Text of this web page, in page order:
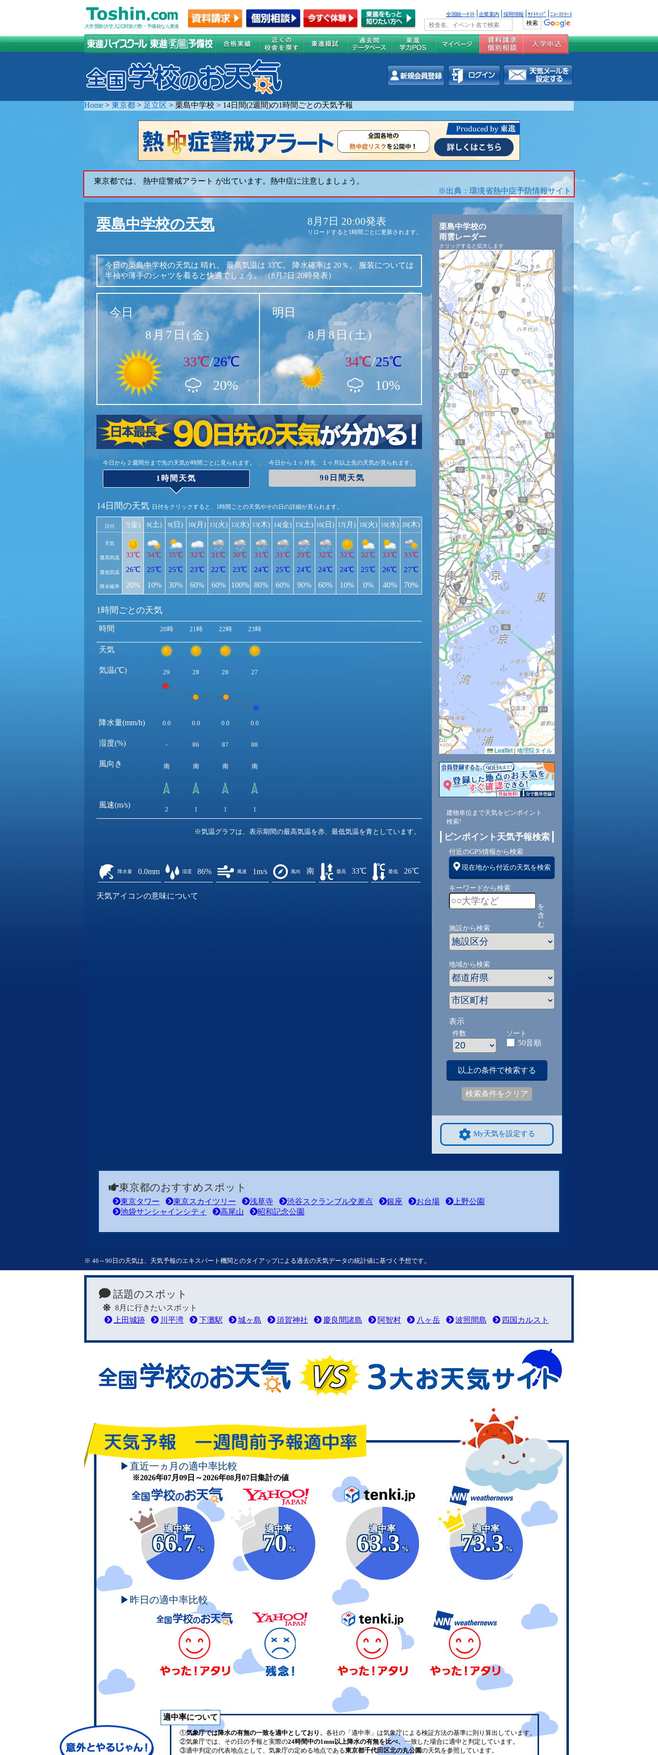
大学受験(大学入試)対策の塾・予備校なら東進
全国統一ﾃｽﾄ 企業案内 採用情報 ｻｲﾄﾏｯﾌﾟ ﾆｭｰｽﾘﾘｰｽ
Home > 東京都 > 足立区 > 栗島中学校 > 14日間(2週間)の1時間ごとの天気予報
東京都では、 熱中症警戒アラート が出ています。熱中症に注意しましょう。
※出典：環境省熱中症予防情報サイト
栗島中学校の天気 8月7日 20:00発表
リロードすると1時間ごとに更新されます。
今日の栗島中学校の天気は 晴れ。 最高気温は 33℃。 降水確率は 20％。
服装については
半袖や薄手のシャツを着ると快適でしょう。（8月7日 20時発表）
今日
2026年
8月7日(金)
33℃/26℃
20%
明日
2026年
8月8日(土)
34℃/25℃
10%
今日から２週間分まで先の天気が時間ごとに見られます。
1時間天気
今日から１ヶ月先、１ヶ月以上先の天気が見られます。
90日間天気
14日間の天気 日付をクリックすると、1時間ごとの天気やその日の詳細が見られます。
日付
天気
最高気温
最低気温
降水確率
7(金)
33℃
26℃
20%
8(土)
34℃
25℃
10%
9(日)
35℃
25℃
30%
10(月)
32℃
23℃
60%
11(火)
31℃
22℃
60%
12(水)
30℃
23℃
100%
13(木)
31℃
24℃
80%
14(金)
31℃
25℃
60%
15(土)
29℃
24℃
90%
16(日)
32℃
24℃
60%
17(月)
32℃
24℃
10%
18(火)
32℃
25℃
0%
19(水)
33℃
26℃
40%
20(木)
33℃
27℃
70%
1時間ごとの天気
時間
天気
気温(℃)
降水量(mm/h)
湿度(%)
風向き
風速(m/s)
20時 21時 22時 23時
29 28 28 27
0.0 0.0 0.0 0.0
- 86 87 88
南 南 南 南
2 1 1 1
※気温グラフは、表示期間の最高気温を赤、最低気温を青としています。
降水量 0.0mm 湿度 86% 風速 1m/s 風向 南 最高 33℃ 最低 26℃
天気アイコンの意味について
栗島中学校の
雨雲レーダー
クリックすると拡大します
Leaflet | 地理院タイル
建物単位まで天気をピンポイント
検索!
ピンポイント天気予報検索
付近のGPS情報から検索
現在地から付近の天気を検索
キーワードから検索
を
含
む
施設から検索
地域から検索
表示
件数 ソート
50音順
以上の条件で検索する
検索条件をクリア
My天気を設定する
東京都のおすすめスポット
東京タワー 東京スカイツリー 浅草寺 渋谷スクランブル交差点 銀座 お台場
上野公園
池袋サンシャインシティ
高尾山 昭和記念公園
※ 46～90日の天気は、天気予報のエキスパート機関とのタイアップによる過去の天気データの統計値に基づく予想です。
話題のスポット
8月に行きたいスポット
上田城跡
川平湾 下灘駅 城ヶ島 須賀神社 慶良間諸島 阿智村 八ヶ岳 波照間島 四国カルスト
▶直近一ヵ月の適中率比較
※2026年07月09日～2026年08月07日集計の値
適中率
66.7
%
適中率
70
%
適中率
63.3
%
適中率
73.3
%
▶昨日の適中率比較
適中率について
①気象庁では降水の有無の一致を適中としており、 各社の「適中率」は気象庁による検証方法の基準に則り算出しています。
②気象庁では、その日の予報と実際の24時間中の1mm以上降水の有無を比べ、 一致した場合に適中と判定しています。
③適中判定の代表地点として、気象庁の定める地点である東京都千代田区北の丸公園の天気を参照しています。